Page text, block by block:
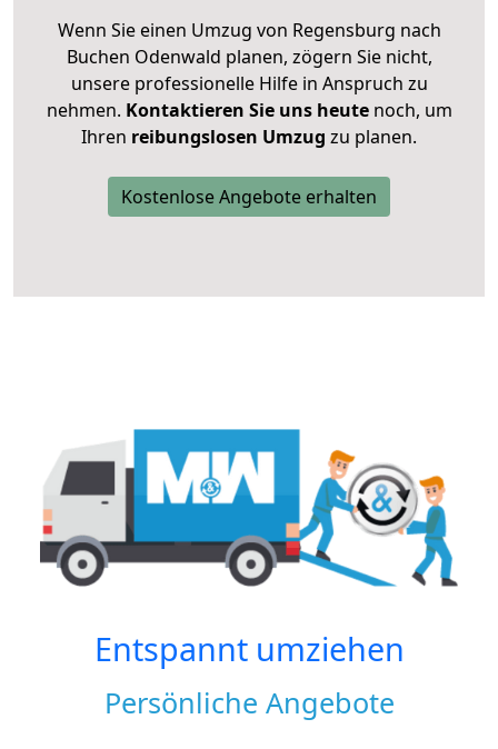
Wenn Sie einen Umzug von Regensburg nach
Buchen Odenwald planen, zögern Sie nicht,
unsere professionelle Hilfe in Anspruch zu
nehmen. Kontaktieren Sie uns heutenoch, um
Ihren reibungslosen Umzug zu planen.
Kostenlose Angebote erhalten
Entspannt umziehen
Persönliche Angebote